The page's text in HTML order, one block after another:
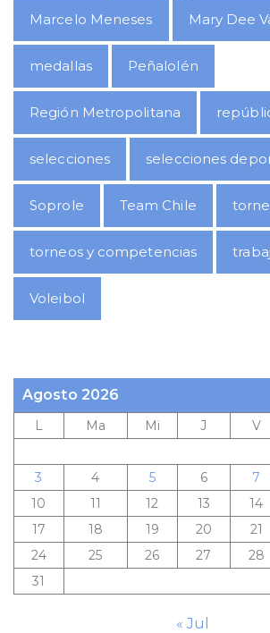
Marcelo Meneses Mary Dee
medallas Peñalolén
Región Metropolitana
selecciones selecciones
Soprole Team Chile
torneos y competencias
Voleibol
Agosto 2026
L Ma Mi J V
3
4 5 6 7
10
11 12 13 14
17
18 19 20 21
24
25 26 27 28
31
« Jul